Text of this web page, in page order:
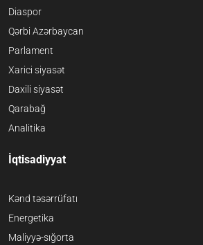
Diaspor
Qərbi Azərbaycan
Parlament
Xarici siyasət
Daxili siyasət
Qarabağ
Analitika
İqtisadiyyat
Kənd təsərrüfatı
Energetika
Maliyyə-sığorta